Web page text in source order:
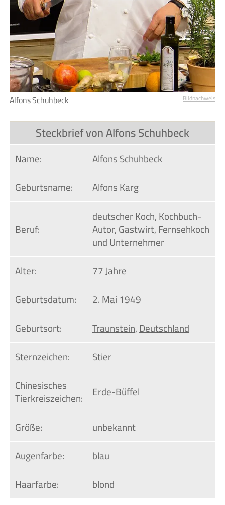
Alfons Schuhbeck Bildnachweis
Steckbrief von Alfons Schuhbeck
Name:
Alfons Schuhbeck
Geburtsname:
Alfons Karg
Beruf:
deutscher Koch, Kochbuch-
Autor, Gastwirt, Fernsehkoch
und Unternehmer
Alter:
77 Jahre
Geburtsdatum:
2. Mai1949
Geburtsort:
Traunstein,Deutschland
Sternzeichen:
Stier
Chinesisches
Tierkreiszeichen: Erde-Büffel
Größe:
unbekannt
Augenfarbe:
blau
Haarfarbe:
blond